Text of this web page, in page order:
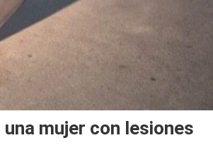
mujer con lesiones